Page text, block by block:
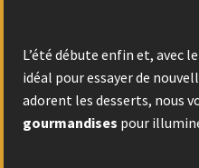
L’été débute enfin et, avec
idéal pour essayer de
adorent les desserts, nous
gourmandises pour